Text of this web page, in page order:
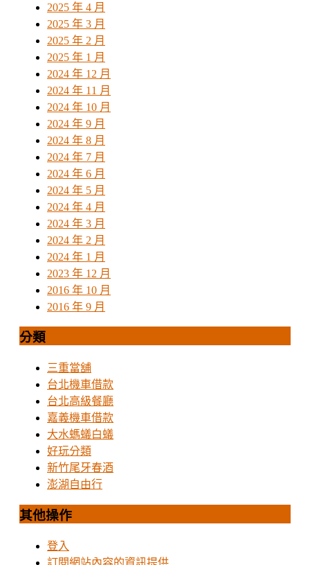
2025 年 4 月
2025 年 3 月
2025 年 2 月
2025 年 1 月
2024 年 12 月
2024 年 11 月
2024 年 10 月
2024 年 9 月
2024 年 8 月
2024 年 7 月
2024 年 6 月
2024 年 5 月
2024 年 4 月
2024 年 3 月
2024 年 2 月
2024 年 1 月
2023 年 12 月
2016 年 10 月
2016 年 9 月
分類
三重當舖
台北機車借款
台北高級餐廳
嘉義機車借款
大水螞蟻白蟻
好玩分類
新竹尾牙春酒
澎湖自由行
其他操作
登入
訂閱網站內容的資訊提供